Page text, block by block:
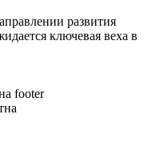
развития
ключевая веха в